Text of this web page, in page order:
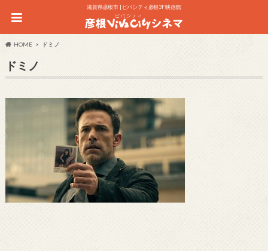
滋賀県彦根市 | ビバシティ彦根3F 映画館
HOME ドミノ
ドミノ